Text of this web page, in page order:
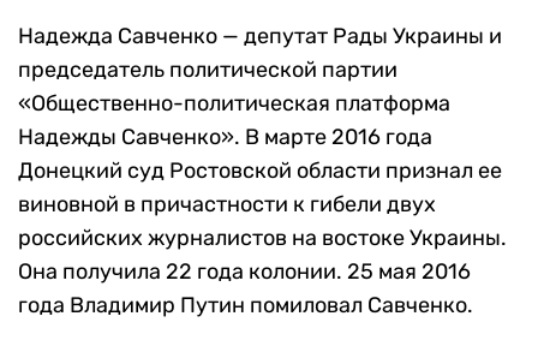
Надежда Савченко — депутат Рады Украины и
председатель политической партии
«Общественно-политическая платформа
Надежды Савченко». В марте 2016 года
Донецкий суд Ростовской области признал ее
виновной в причастности к гибели двух
российских журналистов на востоке Украины.
Она получила 22 года колонии. 25 мая 2016
года Владимир Путин помиловал Савченко.